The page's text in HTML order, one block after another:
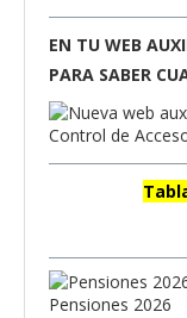
EN TU WEB
PARA SABER
Pensiones 2026